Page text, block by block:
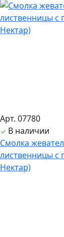
Арт. 07780
В наличии
Смолка
лиственницы с
Нектар)